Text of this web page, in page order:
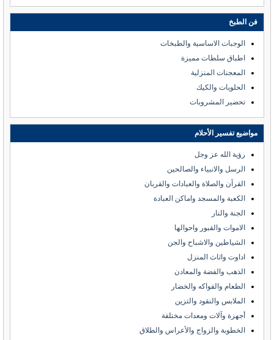
فن الطبخ
الوجبات الاساسية والطبخات
اطباق سلطات مميزة
المعجنات المنزلية
الحلويات والكيك
تحضير المشروبات
مواضيع تفسير الأحلام
رؤية الله عز وجل
الرسل والانبياء والصالحين
القرآن والصلاة والعبادات والقربان
الكعبة والمسجد واماكن العبادة
الجنة والنار
الاموات والقبور واحوالها
الشياطين والاشباح والجن
اداوت واثاث المنزل
الذهب والفضة والمعادن
الطعام والفواكه والخضار
الملابس والنقود والتزين
أجهزة وآلات ومعدات مختلفة
الخطوبة والزواج والأعراس والطلاق